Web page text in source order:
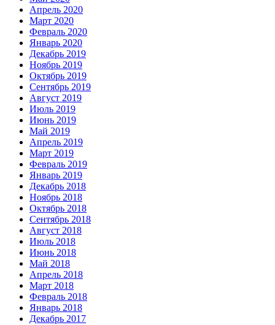
Апрель 2020
Март 2020
Февраль 2020
Январь 2020
Декабрь 2019
Ноябрь 2019
Октябрь 2019
Сентябрь 2019
Август 2019
Июль 2019
Июнь 2019
Май 2019
Апрель 2019
Март 2019
Февраль 2019
Январь 2019
Декабрь 2018
Ноябрь 2018
Октябрь 2018
Сентябрь 2018
Август 2018
Июль 2018
Июнь 2018
Май 2018
Апрель 2018
Март 2018
Февраль 2018
Январь 2018
Декабрь 2017